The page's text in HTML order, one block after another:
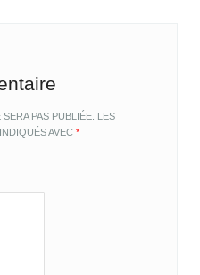
PAS PUBLIÉE. LES
AVEC*